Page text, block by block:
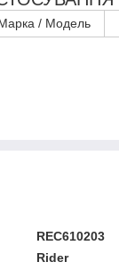
/ Модель
REC610203
Rider